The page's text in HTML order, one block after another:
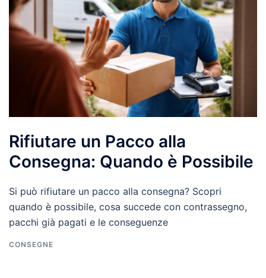
Rifiutare un Pacco alla
Consegna: Quando è Possibile
Si può rifiutare un pacco alla consegna? Scopri
quando è possibile, cosa succede con contrassegno,
pacchi già pagati e le conseguenze
CONSEGNE